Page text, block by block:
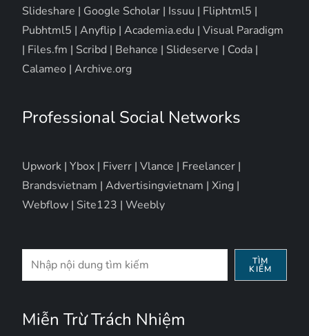
Slideshare | Google Scholar | Issuu | Fliphtml5 |
Pubhtml5 |Anyflip |Academia.edu |Visual Paradigm
| Files.fm | Scribd | Behance | Slideserve | Coda |
Calameo |Archive.org
Professional Social Networks
Upwork |Ybox | Fiverr |Vlance | Freelancer |
Brandsvietnam |Advertisingvietnam |Xing |
Webflow | Site123 |Weebly
Tìm
kiếm
TÌM
KIẾM
Miễn Trừ Trách Nhiệm